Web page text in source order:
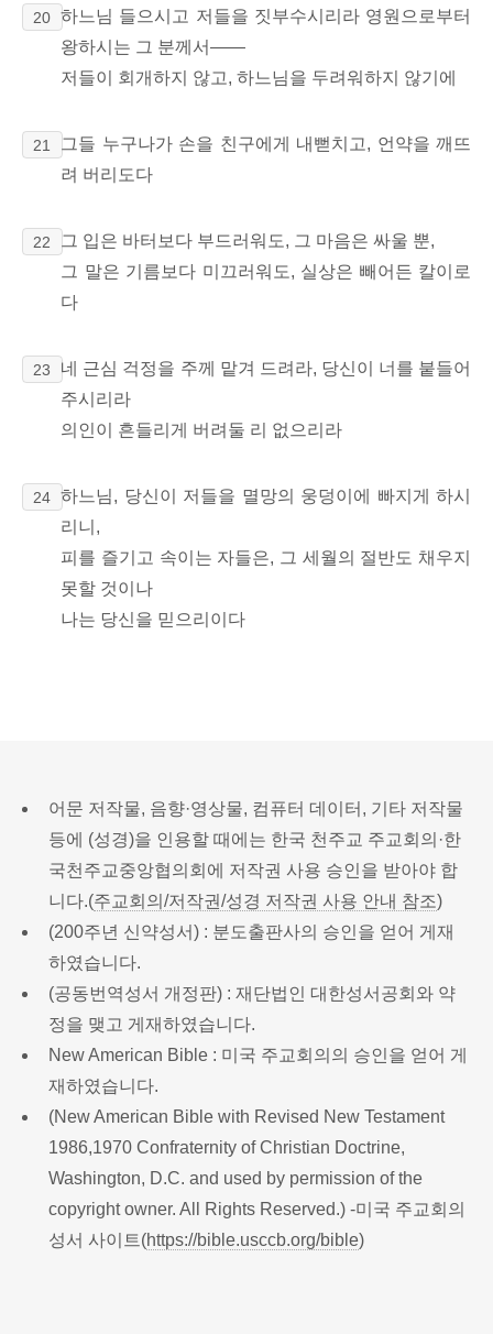
20 하느님 들으시고 저들을 짓부수시리라 영원으로부터
왕하시는 그 분께서――
저들이 회개하지 않고, 하느님을 두려워하지 않기에
21
그들 누구나가 손을 친구에게 내뻗치고, 언약을 깨뜨
려 버리도다
22
그 입은 바터보다 부드러워도, 그 마음은 싸울 뿐,
그 말은 기름보다 미끄러워도, 실상은 빼어든 칼이로
다
23
네 근심 걱정을 주께 맡겨 드려라, 당신이 너를 붙들어
주시리라
의인이 흔들리게 버려둘 리 없으리라
24 하느님, 당신이 저들을 멸망의 웅덩이에 빠지게 하시
리니,
피를 즐기고 속이는 자들은, 그 세월의 절반도 채우지
못할 것이나
나는 당신을 믿으리이다
어문 저작물, 음향·영상물, 컴퓨터 데이터, 기타 저작물
등에 (성경)을 인용할 때에는 한국 천주교 주교회의·한
국천주교중앙협의회에 저작권 사용 승인을 받아야 합
니다.(주교회의/저작권/성경 저작권 사용 안내 참조)
(200주년 신약성서) : 분도출판사의 승인을 얻어 게재
하였습니다.
(공동번역성서 개정판) : 재단법인 대한성서공회와 약
정을 맺고 게재하였습니다.
New American Bible : 미국 주교회의의 승인을 얻어 게
재하였습니다.
(New American Bible with Revised New Testament
1986,1970 Confraternity of Christian Doctrine,
Washington, D.C. and used by permission of the
copyright owner. All Rights Reserved.) -미국 주교회의
성서 사이트(https://bible.usccb.org/bible)